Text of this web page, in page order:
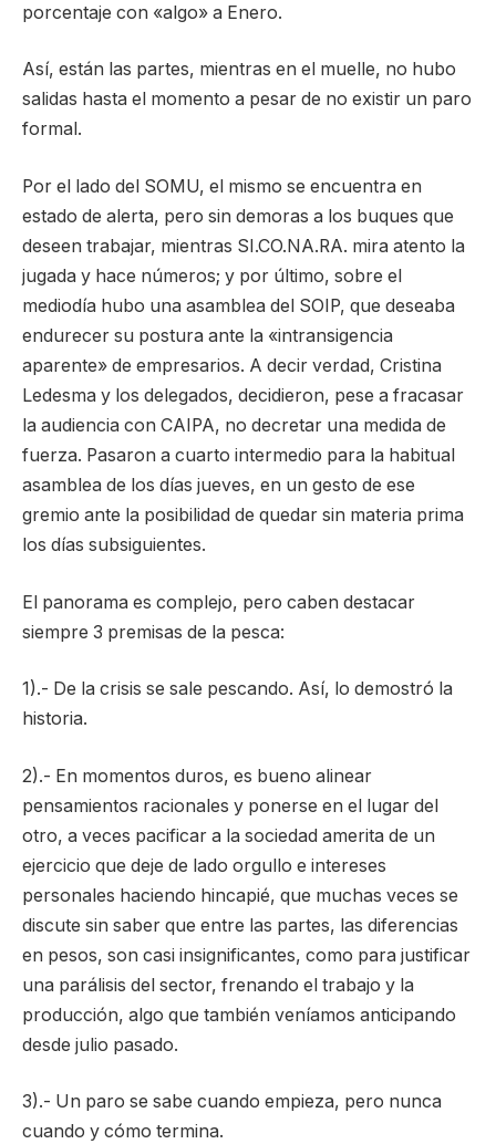
porcentaje con «algo» a Enero.
Así, están las partes, mientras en el muelle, no hubo
salidas hasta el momento a pesar de no existir un paro
formal.
Por el lado del SOMU, el mismo se encuentra en
estado de alerta, pero sin demoras a los buques que
deseen trabajar, mientras SI.CO.NA.RA. mira atento la
jugada y hace números; y por último, sobre el
mediodía hubo una asamblea del SOIP, que deseaba
endurecer su postura ante la «intransigencia
aparente» de empresarios. A decir verdad, Cristina
Ledesma y los delegados, decidieron, pese a fracasar
la audiencia con CAIPA, no decretar una medida de
fuerza. Pasaron a cuarto intermedio para la habitual
asamblea de los días jueves, en un gesto de ese
gremio ante la posibilidad de quedar sin materia prima
los días subsiguientes.
El panorama es complejo, pero caben destacar
siempre 3 premisas de la pesca:
1).- De la crisis se sale pescando. Así, lo demostró la
historia.
2).- En momentos duros, es bueno alinear
pensamientos racionales y ponerse en el lugar del
otro, a veces pacificar a la sociedad amerita de un
ejercicio que deje de lado orgullo e intereses
personales haciendo hincapié, que muchas veces se
discute sin saber que entre las partes, las diferencias
en pesos, son casi insignificantes, como para justificar
una parálisis del sector, frenando el trabajo y la
producción, algo que también veníamos anticipando
desde julio pasado.
3).- Un paro se sabe cuando empieza, pero nunca
cuando y cómo termina.